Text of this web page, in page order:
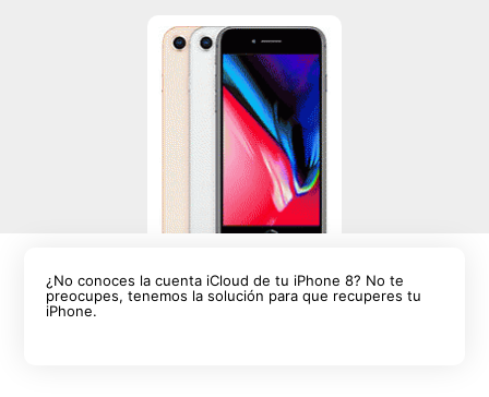
¿No conoces la cuenta iCloud de tu iPhone 8? No te
preocupes, tenemos la solución para que recuperes tu
iPhone.